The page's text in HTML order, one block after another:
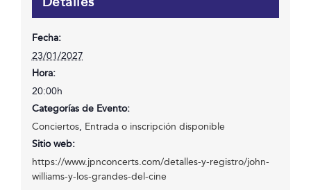
Fecha:
23/01/2027
Hora:
20:00h
Categorías de Evento:
Conciertos, Entrada o inscripción disponible
Sitio web:
https://www.jpnconcerts.com/detalles-y-registro/john-
williams-y-los-grandes-del-cine